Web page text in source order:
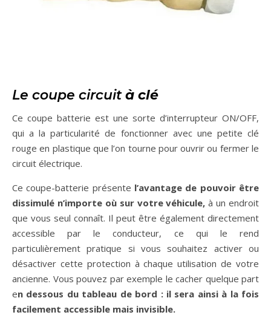
Le coupe circuità clé
Ce coupe batterie est une sorte d’interrupteur ON/OFF,
qui a la particularité de fonctionner avec une petite clé
rouge en plastique que l’on tourne pour ouvrir ou fermer le
circuit électrique.
Ce coupe-batterie présente l’avantage de pouvoir être
dissimulé n’importe où sur votre véhicule, à un endroit
que vous seul connaît. Il peut être également directement
accessible par le conducteur, ce qui le rend
particulièrement pratique si vous souhaitez activer ou
désactiver cette protection à chaque utilisation de votre
ancienne. Vous pouvez par exemple le cacher quelque part
en dessous du tableau de bord : il sera ainsi à la fois
facilement accessible mais invisible.